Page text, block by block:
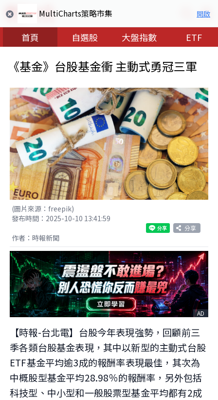
MultiCharts策略市集 開啟
首頁 自選股 大盤指數 ETF
《基金》台股基金衝 主動式勇冠三軍
(圖片來源：freepik)
發布時間：2025-10-10 13:41:59
分享
作者：時報新聞
AD
【時報-台北電】台股今年表現強勢，回顧前三
季各類台股基金表現，其中以新型的主動式台股
ETF基金平均逾3成的報酬率表現最佳，其次為
中概股型基金平均28.98％的報酬率，另外包括
科技型、中小型和一般股票型基金平均都有2成